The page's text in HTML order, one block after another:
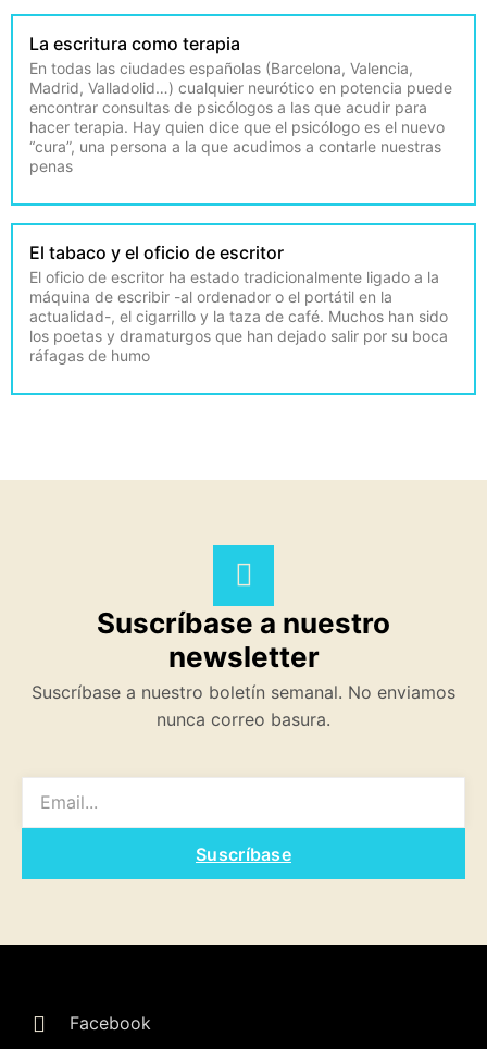
La escritura como terapia
En todas las ciudades españolas (Barcelona, Valencia,
Madrid, Valladolid…) cualquier neurótico en potencia puede
encontrar consultas de psicólogos a las que acudir para
hacer terapia. Hay quien dice que el psicólogo es el nuevo
“cura”, una persona a la que acudimos a contarle nuestras
penas
El tabaco y el oficio de escritor
El oficio de escritor ha estado tradicionalmente ligado a la
máquina de escribir -al ordenador o el portátil en la
actualidad-, el cigarrillo y la taza de café. Muchos han sido
los poetas y dramaturgos que han dejado salir por su boca
ráfagas de humo
Suscríbase a nuestro
newsletter
Suscríbase a nuestro boletín semanal. No enviamos
nunca correo basura.
Suscríbase
Facebook